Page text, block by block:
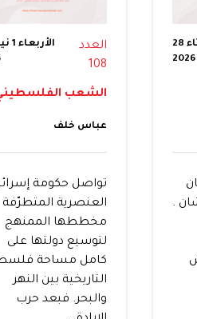
الثلاثاء 28
.
العدد
108
الشعب
عباس خلف
تواصل حكومة
العنصرية المتطرّفة
مخططها الممنهج
لتوسيع دولتها على
كامل مساحة
التاريخية بين النهر
والبحر. فبعد حرب